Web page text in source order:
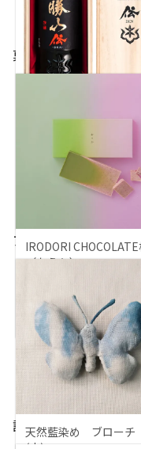
勝山 純米大吟醸 伝
本酒 Japanese sake
￥
仙台伊澤家 勝山酒
菓子・スイーツ・アイス
IRODORI
（おうか）
リトルマザーハウス
アパレル・ファッシ
天然藍染め ブローチ
調理器具・食器もっと